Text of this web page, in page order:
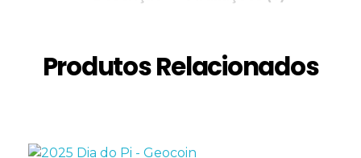
Produtos Relacionados